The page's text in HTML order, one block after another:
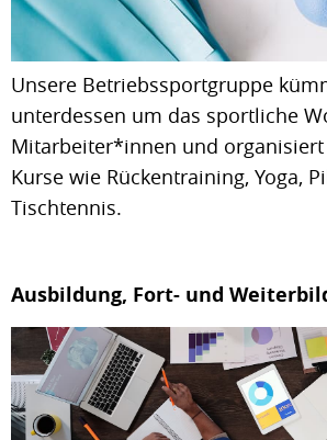
Unsere Betriebssportgruppe
unterdessen um das sportliche
Mitarbeiter*innen und
Kurse wie Rückentraining, Yoga,
Tischtennis.
Ausbildung, Fort- und